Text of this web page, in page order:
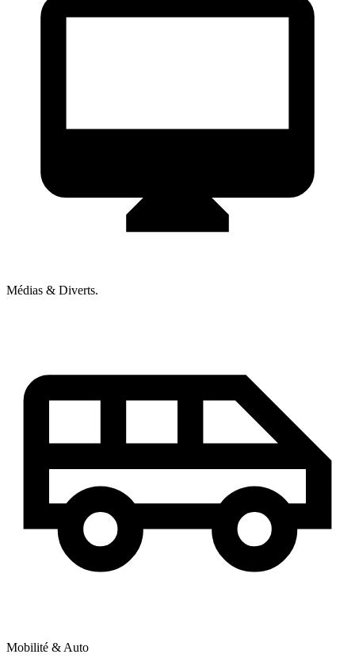
Médias & Diverts.
Mobilité & Auto